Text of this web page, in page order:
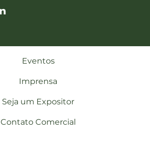
Eventos
Imprensa
Seja um Expositor
Contato Comercial